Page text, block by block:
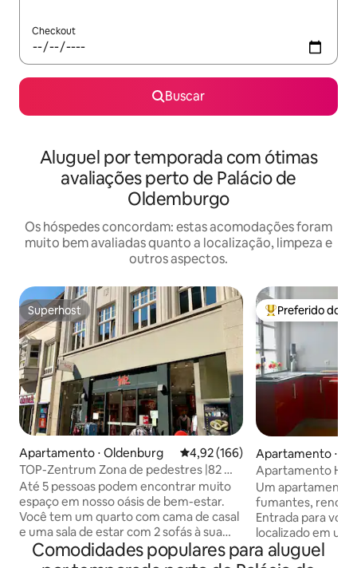
Checkout
Buscar
Aluguel por temporada com ótimas
avaliações perto de Palácio de
Oldemburgo
Os hóspedes concordam: estas acomodações foram
muito bem avaliadas quanto a localização, limpeza e
outros aspectos.
Superhost
Superhost
Apartamento ⋅ Oldenburg 4,92 de uma avaliação média de
4,92 (166)
TOP-Zentrum Zona de pedestres |82 m²|
Cozinha | Estacionamento
Até 5 pessoas podem encontrar muito
espaço em nosso oásis de bem-estar.
Você tem um quarto com cama de casal
e uma sala de estar com 2 sofás à sua
disposição. Uma das camas pode ser
usada por uma pessoa, e a outra é um
Entre os
Preferido dos
Apartamento ⋅
Apartamento
Oldenburg
Um apartamento
fumantes,
Entrada para
localizado em
da cidade e
chegar ao centro
Comodidades populares para aluguel